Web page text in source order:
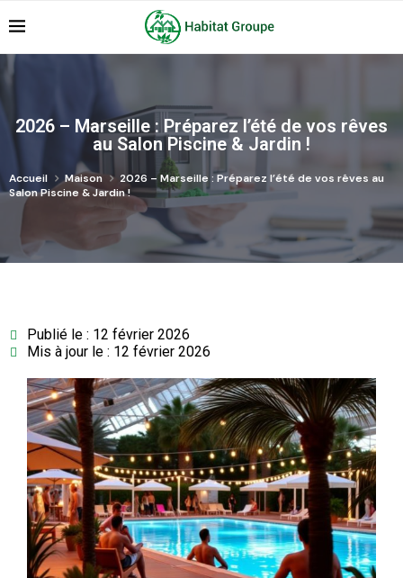
2026 – Marseille : Préparez l’été de vos rêves
au Salon Piscine & Jardin !
Accueil Maison
2026 – Marseille : Préparez l’été de vos rêves au
Salon Piscine & Jardin !
Publié le : 12 février 2026
Mis à jour le : 12 février 2026